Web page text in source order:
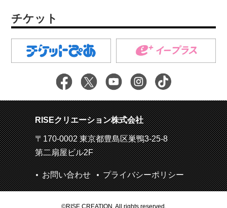
チケット
RISEクリエーション株式会社
〒170-0002 東京都豊島区巣鴨3-25-8
第二扇屋ビル2F
お問い合わせ プライバシーポリシー
©RISE CREATION, All rights reserved.